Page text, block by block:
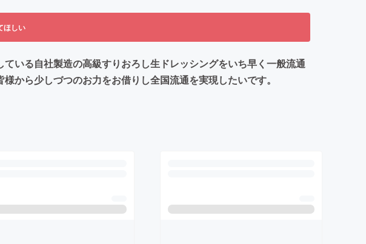
ほしい
いる自社製造の高級すりおろし生ドレッシングをいち早く一般流通
から少しづつのお力をお借りし全国流通を実現したいです。